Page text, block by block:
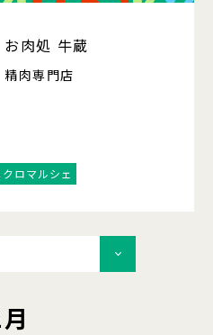
お肉処 牛蔵
精肉専門店
ロマルシェ